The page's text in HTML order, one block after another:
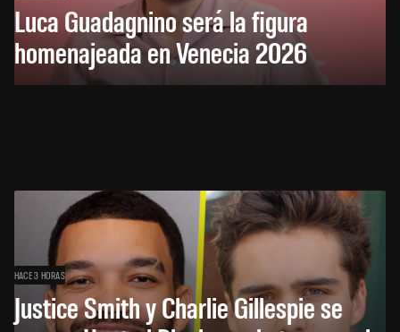
Luca Guadagnino será la figura
homenajeada en Venecia 2026
HACE 3 HORAS
Justice Smith y Charlie Gillespie se